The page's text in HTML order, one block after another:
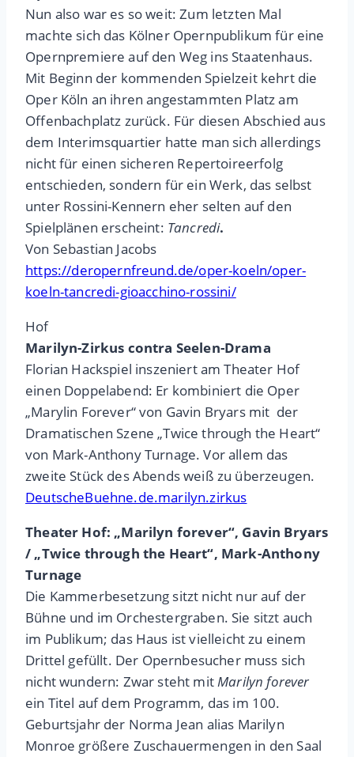
Nun also war es so weit: Zum letzten Mal
machte sich das Kölner Opernpublikum für eine
Opernpremiere auf den Weg ins Staatenhaus.
Mit Beginn der kommenden Spielzeit kehrt die
Oper Köln an ihren angestammten Platz am
Offenbachplatz zurück. Für diesen Abschied aus
dem Interimsquartier hatte man sich allerdings
nicht für einen sicheren Repertoireerfolg
entschieden, sondern für ein Werk, das selbst
unter Rossini-Kennern eher selten auf den
Spielplänen erscheint: Tancredi.
Von Sebastian Jacobs
https://deropernfreund.de/oper-koeln/oper-
koeln-tancredi-gioacchino-rossini/
Hof
Marilyn-Zirkus contra Seelen-Drama
Florian Hackspiel inszeniert am Theater Hof
einen Doppelabend: Er kombiniert die Oper
„Marylin Forever“ von Gavin Bryars mit der
Dramatischen Szene „Twice through the Heart“
von Mark-Anthony Turnage. Vor allem das
zweite Stück des Abends weiß zu überzeugen.
DeutscheBuehne.de.marilyn.zirkus
Theater Hof: „Marilyn forever“, Gavin Bryars
/ „Twice through the Heart“, Mark-Anthony
Turnage
Die Kammerbesetzung sitzt nicht nur auf der
Bühne und im Orchestergraben. Sie sitzt auch
im Publikum; das Haus ist vielleicht zu einem
Drittel gefüllt. Der Opernbesucher muss sich
nicht wundern: Zwar steht mitMarilyn forever
ein Titel auf dem Programm, das im 100.
Geburtsjahr der Norma Jean alias Marilyn
Monroe größere Zuschauermengen in den Saal